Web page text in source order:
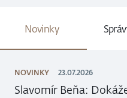
Novinky
NOVINKY 23.07.2026
Slavomír Beňa: